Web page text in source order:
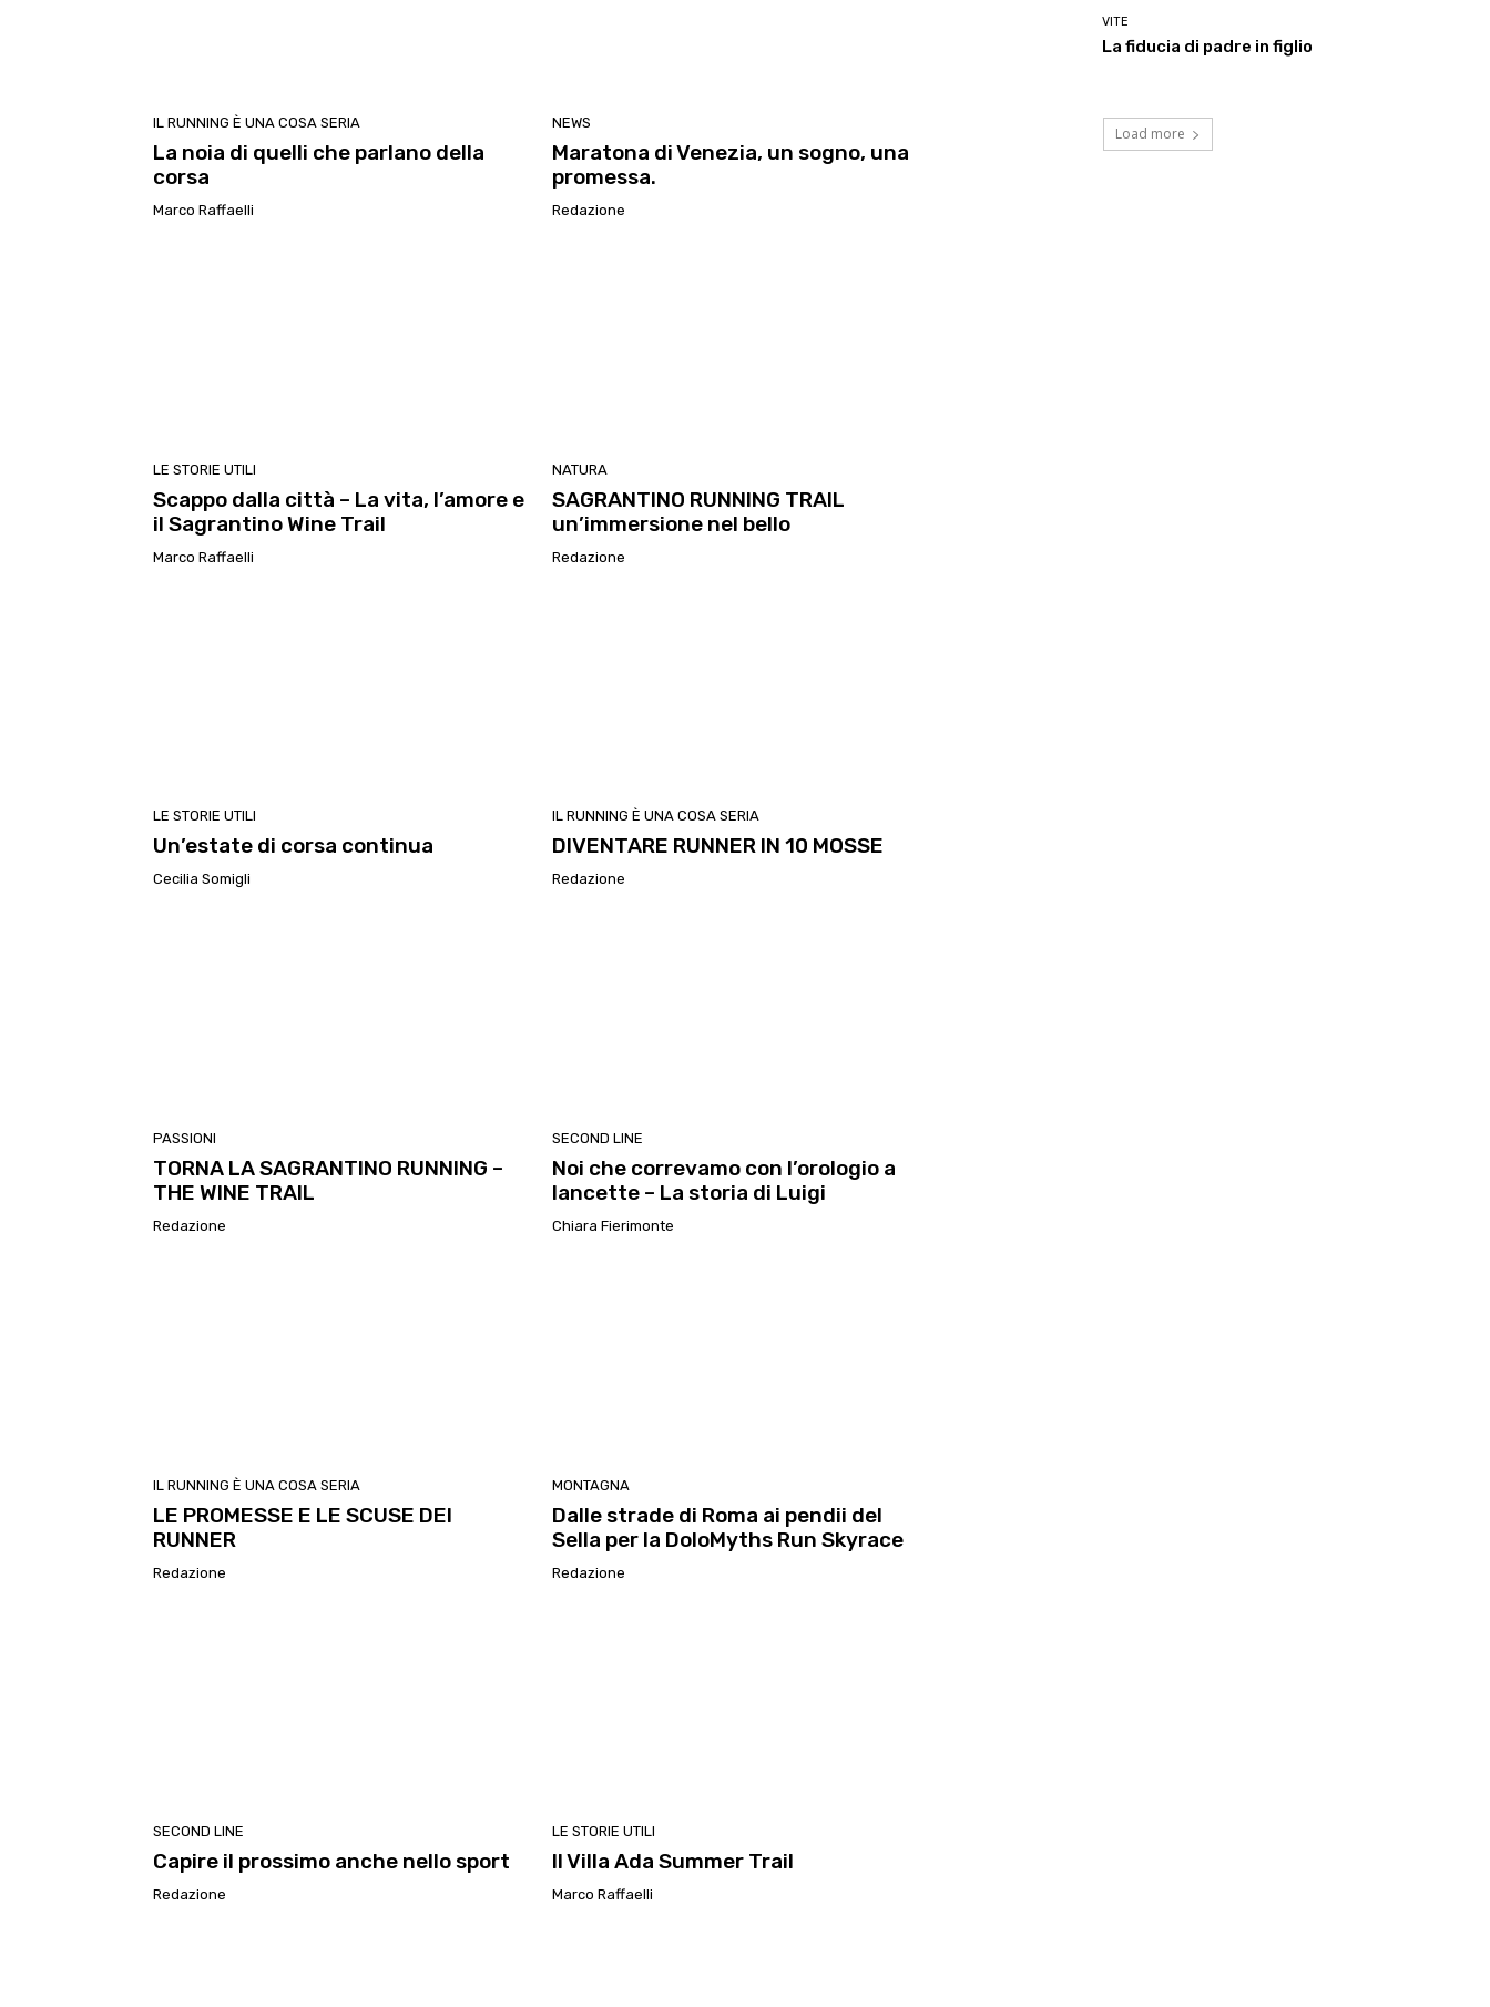
IL RUNNING È UNA COSA SERIA
La noia di quelli che parlano della
corsa
Marco Raffaelli
NEWS
Maratona di Venezia, un sogno, una
promessa.
Redazione
LE STORIE UTILI
Scappo dalla città – La vita, l’amore e
il Sagrantino Wine Trail
Marco Raffaelli
NATURA
SAGRANTINO RUNNING TRAIL
un’immersione nel bello
Redazione
LE STORIE UTILI
Un’estate di corsa continua
Cecilia Somigli
IL RUNNING È UNA COSA SERIA
DIVENTARE RUNNER IN 10 MOSSE
Redazione
PASSIONI
TORNA LA SAGRANTINO RUNNING –
THE WINE TRAIL
Redazione
SECOND LINE
Noi che correvamo con l’orologio a
lancette – La storia di Luigi
Chiara Fierimonte
IL RUNNING È UNA COSA SERIA
LE PROMESSE E LE SCUSE DEI
RUNNER
Redazione
MONTAGNA
Dalle strade di Roma ai pendii del
Sella per la DoloMyths Run Skyrace
Redazione
SECOND LINE
Capire il prossimo anche nello sport
Redazione
LE STORIE UTILI
Il Villa Ada Summer Trail
Marco Raffaelli
VITE
La fiducia di padre in figlio
Load more